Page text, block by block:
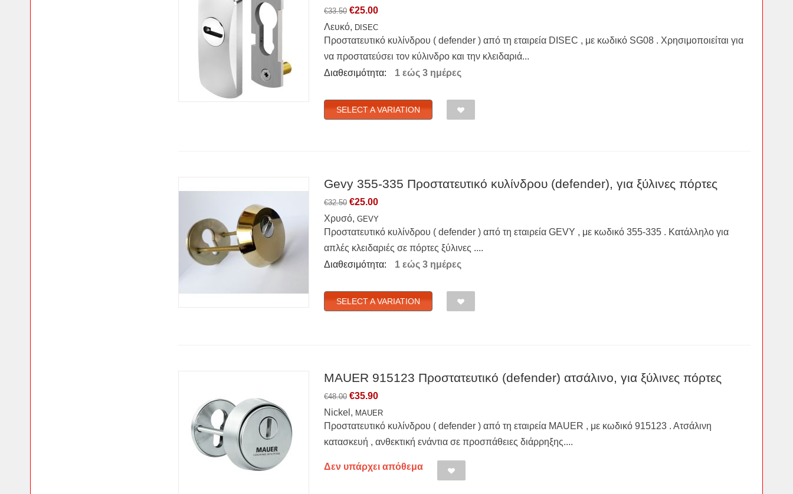
€33.50 €25.00
Λευκό, DISEC
Προστατευτικό κυλίνδρου ( defender ) από τη εταιρεία DISEC , με κωδικό SG08 . Χρησιμοποιείται για
να προστατεύσει τον κύλινδρο και την κλειδαριά...
Διαθεσιμότητα:
1 εώς 3 ημέρες
SELECT A VARIATION
Gevy 355-335 Προστατευτικό κυλίνδρου (defender), για ξύλινες πόρτες
€32.50 €25.00
Χρυσό, GEVY
Προστατευτικό κυλίνδρου ( defender ) από τη εταιρεία GEVY , με κωδικό 355-335 . Κατάλληλο για
απλές κλειδαριές σε πόρτες ξύλινες ....
Διαθεσιμότητα:
1 εώς 3 ημέρες
SELECT A VARIATION
MAUER 915123 Προστατευτικό (defender) ατσάλινο, για ξύλινες πόρτες
€48.00 €35.90
Nickel, MAUER
Προστατευτικό κυλίνδρου ( defender ) από τη εταιρεία MAUER , με κωδικό 915123 . Ατσάλινη
κατασκευή , ανθεκτική ενάντια σε προσπάθειες διάρρηξης....
Δεν υπάρχει απόθεμα